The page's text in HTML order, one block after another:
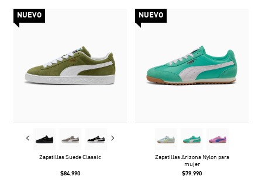
NUEVO
Zapatillas Suede Classic
$84.990
NUEVO
Zapatillas Arizona Nylon para
mujer
$79.990